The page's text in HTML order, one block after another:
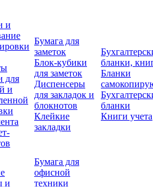
и
для
и
Бумага для
заметок
Блок-кубики
для заметок
Диспенсеры
для закладок и
блокнотов
Клейкие
закладки
бланки,
Бланки
бланки
Книги учета
и
Бумага для
офисной
техники